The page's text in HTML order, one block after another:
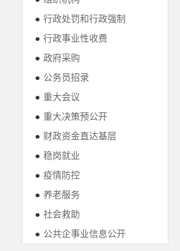
● 行政处罚和行政强制
● 行政事业性收费
● 政府采购
● 公务员招录
● 重大会议
● 重大决策预公开
● 财政资金直达基层
● 稳岗就业
● 疫情防控
● 养老服务
● 社会救助
● 公共企事业信息公开